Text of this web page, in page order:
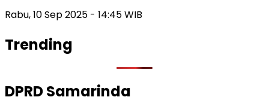
Rabu, 10 Sep 2025 - 14:45 WIB
Trending
DPRD Samarinda